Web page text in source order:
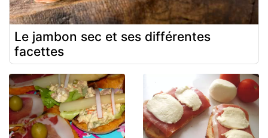
Le jambon sec et ses différentes
facettes